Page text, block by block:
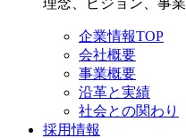
企業情報TOP
会社概要
事業概要
沿革と実績
社会との関わり
採用情報